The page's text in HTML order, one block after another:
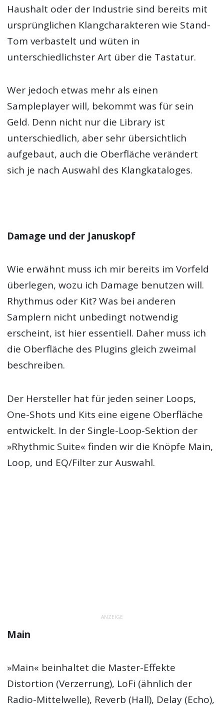
Haushalt oder der Industrie sind bereits mit
ursprünglichen Klangcharakteren wie Stand-
Tom verbastelt und wüten in
unterschiedlichster Art über die Tastatur.
Wer jedoch etwas mehr als einen
Sampleplayer will, bekommt was für sein
Geld. Denn nicht nur die Library ist
unterschiedlich, aber sehr übersichtlich
aufgebaut, auch die Oberfläche verändert
sich je nach Auswahl des Klangkataloges.
Damage und der Januskopf
Wie erwähnt muss ich mir bereits im Vorfeld
überlegen, wozu ich Damage benutzen will.
Rhythmus oder Kit? Was bei anderen
Samplern nicht unbedingt notwendig
erscheint, ist hier essentiell. Daher muss ich
die Oberfläche des Plugins gleich zweimal
beschreiben.
Der Hersteller hat für jeden seiner Loops,
One-Shots und Kits eine eigene Oberfläche
entwickelt. In der Single-Loop-Sektion der
»Rhythmic Suite« finden wir die Knöpfe Main,
Loop, und EQ/Filter zur Auswahl.
ANZEIGE
Main
»Main« beinhaltet die Master-Effekte
Distortion (Verzerrung), LoFi (ähnlich der
Radio-Mittelwelle), Reverb (Hall), Delay (Echo),